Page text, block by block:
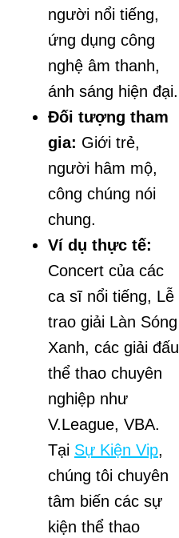
người nổi tiếng,
ứng dụng công
nghệ âm thanh,
ánh sáng hiện đại.
Đối tượng tham
gia: Giới trẻ,
người hâm mộ,
công chúng nói
chung.
Ví dụ thực tế:
Concert của các
ca sĩ nổi tiếng, Lễ
trao giải Làn Sóng
Xanh, các giải đấu
thể thao chuyên
nghiệp như
V.League, VBA.
Tại Sự Kiện Vip,
chúng tôi chuyên
tâm biến các sự
kiện thể thao